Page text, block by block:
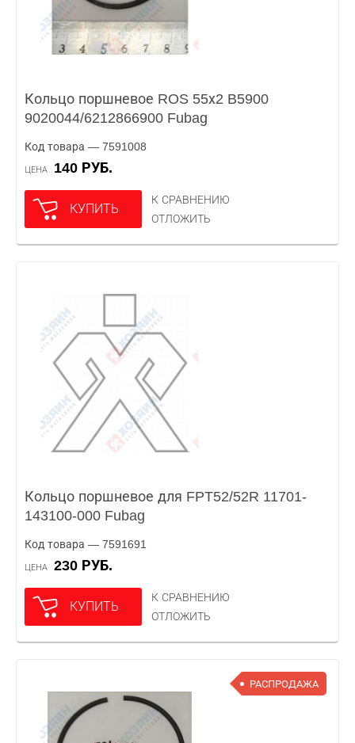
Кольцо поршневое ROS 55х2 B5900
9020044/6212866900 Fubag
Код товара — 7591008
ЦЕНА 140 РУБ.
КУПИТЬ
К СРАВНЕНИЮ
ОТЛОЖИТЬ
Кольцо поршневое для FPT52/52R 11701-
143100-000 Fubag
Код товара — 7591691
ЦЕНА 230 РУБ.
КУПИТЬ
К СРАВНЕНИЮ
ОТЛОЖИТЬ
РАСПРОДАЖА